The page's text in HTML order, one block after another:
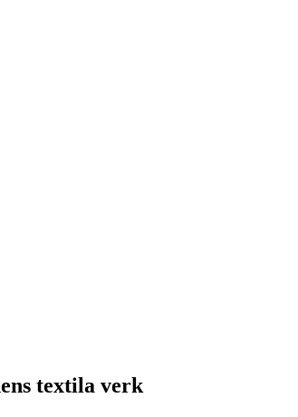
textila verk